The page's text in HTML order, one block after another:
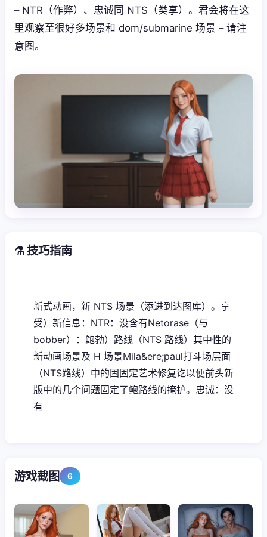
– NTR（作弊）、忠诚同 NTS（类享）。君会将在这
里观察至很好多场景和 dom/submarine 场景 – 请注
意图。
⚗️ 技巧指南
新式动画，新 NTS 场景（添进到达图库）。享
受）新信息：NTR：没含有Netorase（与
bobber）：鲍勃）路线（NTS 路线）其中性的
新动画场景及 H 场景Mila&ere;paul打斗场层面
（NTS路线）中的固固定艺术修复讫以便前头新
版中的几个问题固定了鲍路线的掩护。忠诚：没
有
游戏截图 6